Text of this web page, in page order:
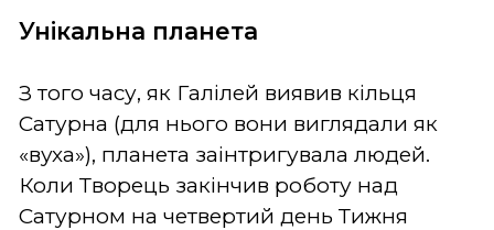
Унікальна планета
З того часу, як Галілей виявив кільця
Сатурна (для нього вони виглядали як
«вуха»), планета заінтригувала людей.
Коли Творець закінчив роботу над
Сатурном на четвертий день Тижня